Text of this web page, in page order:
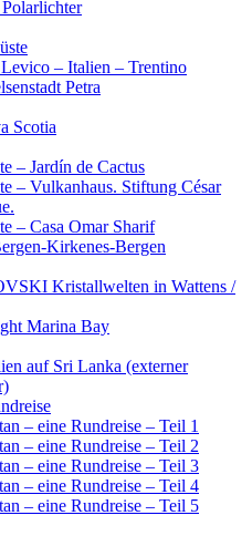
– Italien – Trentino
Petra
Scotia
– Jardín de Cactus
– Vulkanhaus. Stiftung César
– Casa Omar Sharif
Kirkenes-Bergen
Kristallwelten in Wattens /
Marina Bay
auf Sri Lanka (externer
– eine Rundreise – Teil 1
– eine Rundreise – Teil 2
– eine Rundreise – Teil 3
– eine Rundreise – Teil 4
– eine Rundreise – Teil 5